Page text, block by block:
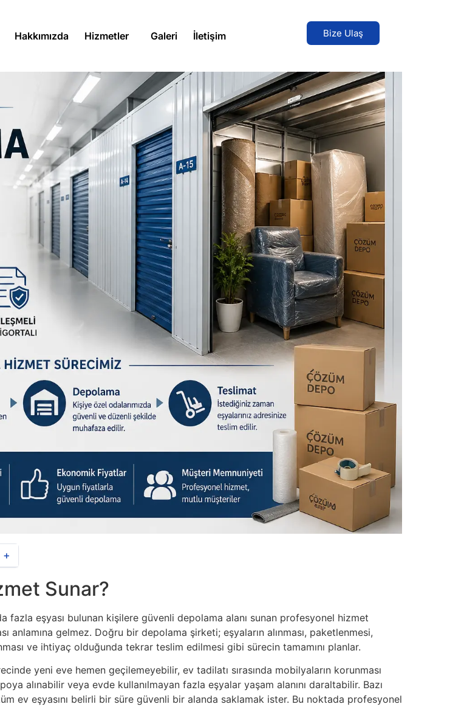
Hakkımızda Hizmetler Galeri İletişim Bize Ulaş
＋
Sunar?
fazla eşyası bulunan kişilere güvenli depolama alanı sunan profesyonel hizmet
anlamına gelmez. Doğru bir depolama şirketi; eşyaların alınması, paketlenmesi,
ve ihtiyaç olduğunda tekrar teslim edilmesi gibi sürecin tamamını planlar.
yeni eve hemen geçilemeyebilir, ev tadilatı sırasında mobilyaların korunması
alınabilir veya evde kullanılmayan fazla eşyalar yaşam alanını daraltabilir. Bazı
ev eşyasını belirli bir süre güvenli bir alanda saklamak ister. Bu noktada profesyonel